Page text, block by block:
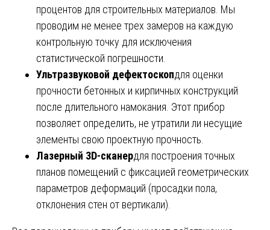
процентов для строительных материалов. Мы
проводим не менее трех замеров на каждую
контрольную точку для исключения
статистической погрешности.
Ультразвуковой дефектоскопдля оценки
прочности бетонных и кирпичных конструкций
после длительного намокания. Этот прибор
позволяет определить, не утратили ли несущие
элементы свою проектную прочность.
Лазерный 3D-сканердля построения точных
планов помещений с фиксацией геометрических
параметров деформаций (просадки пола,
отклонения стен от вертикали).